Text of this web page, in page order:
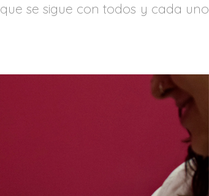
se sigue con todos y cada uno